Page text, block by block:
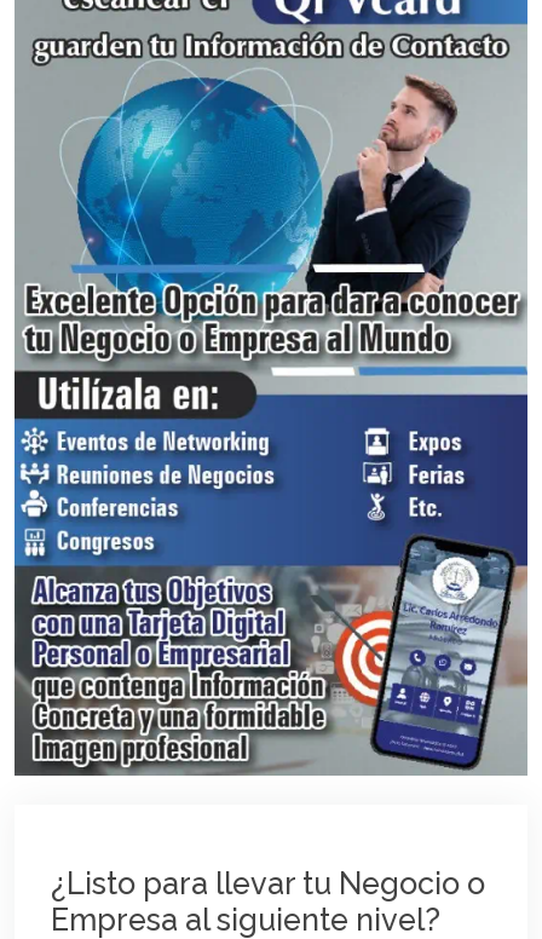
¿Listo para llevar tu Negocio o
Empresa al siguiente nivel?